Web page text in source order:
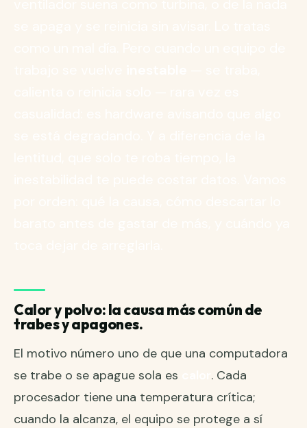
Calor y polvo: la causa más común de
trabes y apagones.
El motivo número uno de que una computadora
se trabe o se apague sola es
. Cada
procesador tiene una temperatura crítica;
cuando la alcanza, el equipo se protege a sí